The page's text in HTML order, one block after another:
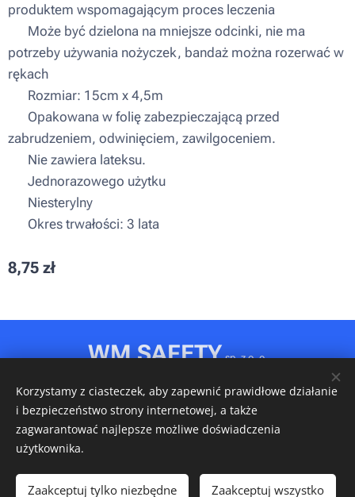
produktem wspomagającym proces leczenia
▪ Może być dzielona na mniejsze odcinki, nie ma
potrzeby używania nożyczek, bandaż można rozerwać w
rękach
▪ Rozmiar: 15cm x 4,5m
▪ Opakowana w folię zabezpieczającą przed
zabrudzeniem, odwinięciem, zawilgoceniem.
▪ Nie zawiera lateksu.
▪ Jednorazowego użytku
▪ Niesterylny
▪ Okres trwałości: 3 lata
8,75 zł
Włóż do koszyka
WM SAFETY sp. z o. o.
NIP: 6472611346 • REGON: 540606150 • KRS: 0001148349
Ciasteczka
Korzystamy z ciasteczek, aby zapewnić prawidłowe działanie
i bezpieczeństwo strony internetowej, a także
zagwarantować najlepsze możliwe doświadczenia
użytkownika.
Zaakceptuj tylko niezbędne Zaakceptuj wszystko